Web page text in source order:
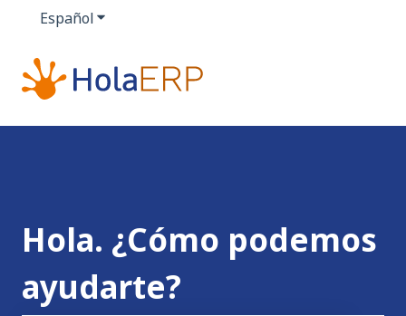
EspañolTraducciones de Mostrar submenú de
Hola. ¿Cómo podemos
ayudarte?